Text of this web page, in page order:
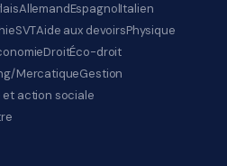
AllemandEspagnolItalien
SVTAide aux devoirsPhysique
DroitÉco-droit
MercatiqueGestion
et action sociale